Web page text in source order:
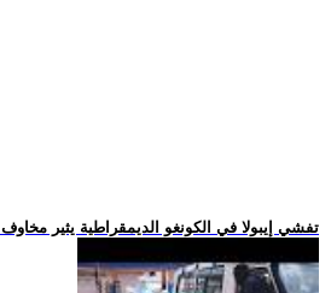
.. تفشي إيبولا في الكونغو الديمقراطية يثير